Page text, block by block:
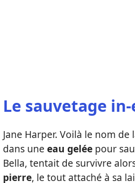
Le sauvetage
Jane Harper. Voilà le nom de
dans une eau gelée pour
Bella, tentait de survivre
pierre, le tout attaché à sa